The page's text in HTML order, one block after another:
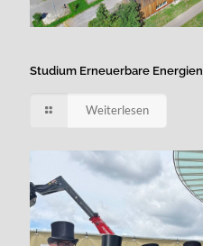
Studium Erneuerbare Energien
Weiterlesen